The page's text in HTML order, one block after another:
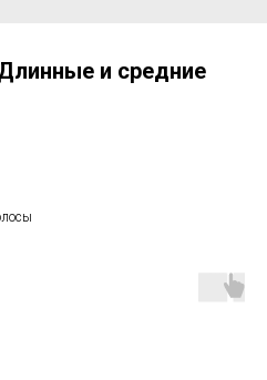
и средние